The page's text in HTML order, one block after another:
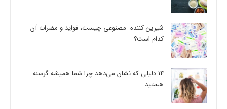
شیرین کننده مصنوعی چیست، فواید و مضرات آن
کدام است؟
14 دلیلی که نشان می‌دهد چرا شما همیشه گرسنه
هستید